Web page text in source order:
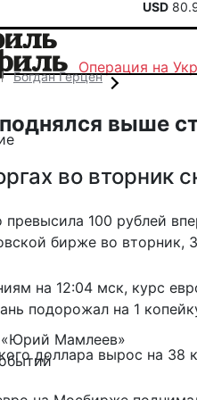
USD
Мамлеев»
Операция на
Богдан Герцен
выше
во вторник
100 рублей
бирже во вторник,
на 12:04 мск, курс
подорожал на 1
доллара вырос на 38